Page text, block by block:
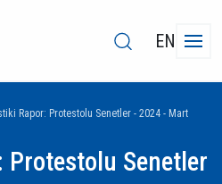
EN
Rapor: Protestolu Senetler - 2024 - Mart
Senetler